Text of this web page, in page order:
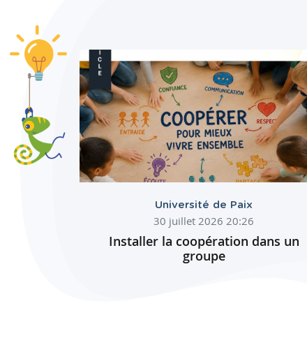
Université de Paix
30 juillet 2026 20:26
Installer la coopération dans un
groupe